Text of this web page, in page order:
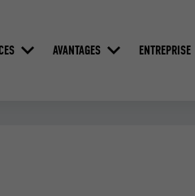
AVANTAGES ENTREPRISE